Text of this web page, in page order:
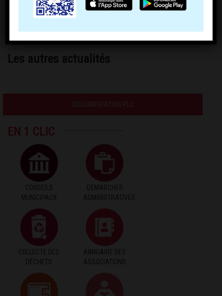
Les autres actualités
DOCUMENTATION PLU
EN 1 CLIC
CONSEILS
MUNICIPAUX
DEMARCHES
ADMINISTRATIVES
COLLECTE DES
DÉCHETS
ANNUAIRE DES
ASSOCIATIONS